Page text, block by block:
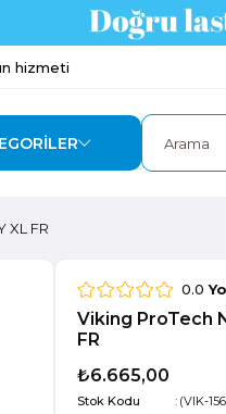
hizmeti
XL FR
0.0
Viking ProTech
FR
₺6.665,00
Stok Kodu
(VIK-